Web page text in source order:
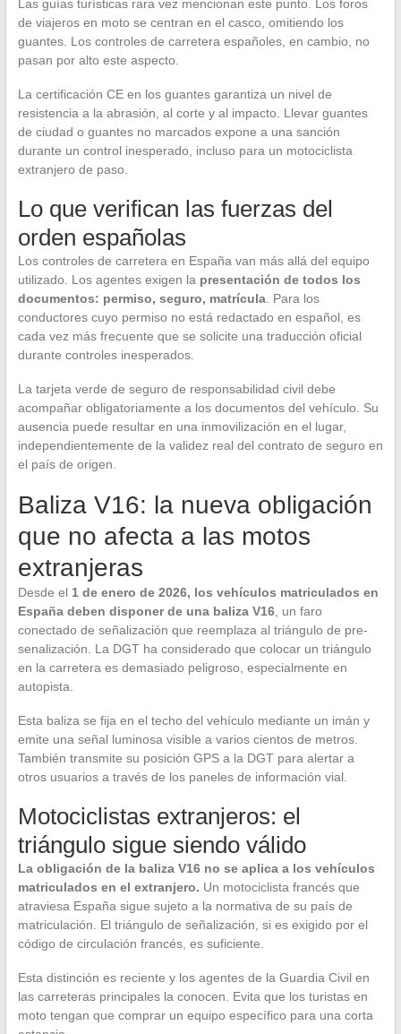
Las guías turísticas rara vez mencionan este punto. Los foros
de viajeros en moto se centran en el casco, omitiendo los
guantes. Los controles de carretera españoles, en cambio, no
pasan por alto este aspecto.
La certificación CE en los guantes garantiza un nivel de
resistencia a la abrasión, al corte y al impacto. Llevar guantes
de ciudad o guantes no marcados expone a una sanción
durante un control inesperado, incluso para un motociclista
extranjero de paso.
Lo que verifican las fuerzas del
orden españolas
Los controles de carretera en España van más allá del equipo
utilizado. Los agentes exigen la presentación de todos los
documentos: permiso, seguro, matrícula. Para los
conductores cuyo permiso no está redactado en español, es
cada vez más frecuente que se solicite una traducción oficial
durante controles inesperados.
La tarjeta verde de seguro de responsabilidad civil debe
acompañar obligatoriamente a los documentos del vehículo. Su
ausencia puede resultar en una inmovilización en el lugar,
independientemente de la validez real del contrato de seguro en
el país de origen.
Baliza V16: la nueva obligación
que no afecta a las motos
extranjeras
Desde el 1 de enero de 2026, los vehículos matriculados en
España deben disponer de una baliza V16, un faro
conectado de señalización que reemplaza al triángulo de pre-
senalización. La DGT ha considerado que colocar un triángulo
en la carretera es demasiado peligroso, especialmente en
autopista.
Esta baliza se fija en el techo del vehículo mediante un imán y
emite una señal luminosa visible a varios cientos de metros.
También transmite su posición GPS a la DGT para alertar a
otros usuarios a través de los paneles de información vial.
Motociclistas extranjeros: el
triángulo sigue siendo válido
La obligación de la baliza V16 no se aplica a los vehículos
matriculados en el extranjero. Un motociclista francés que
atraviesa España sigue sujeto a la normativa de su país de
matriculación. El triángulo de señalización, si es exigido por el
código de circulación francés, es suficiente.
Esta distinción es reciente y los agentes de la Guardia Civil en
las carreteras principales la conocen. Evita que los turistas en
moto tengan que comprar un equipo específico para una corta